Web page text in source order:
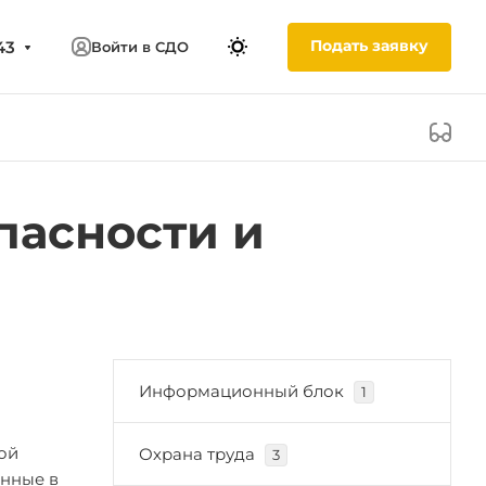
Войти в СДО Подать заявку
и
в
Информационный блок 1
Охрана труда 3